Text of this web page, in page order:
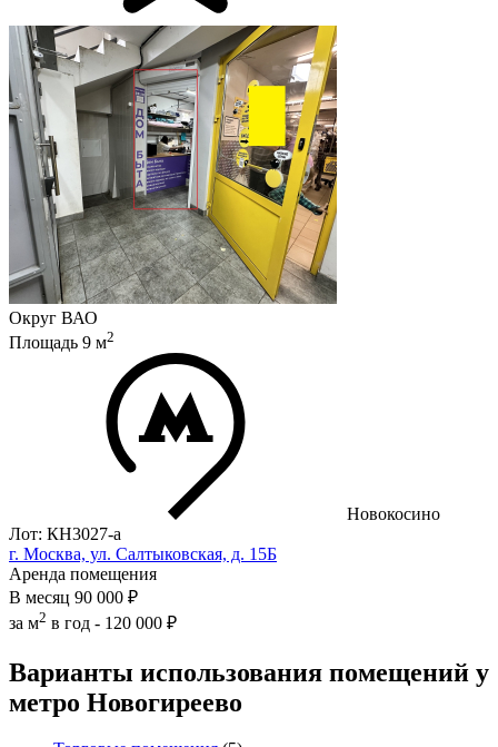
Округ ВАО
Площадь 9 м2
Новокосино
Лот: КН3027-a
г. Москва, ул. Салтыковская, д. 15Б
Аренда помещения
В месяц 90 000 ₽
за м2 в год - 120 000 ₽
Варианты использования помещений у
метро Новогиреево